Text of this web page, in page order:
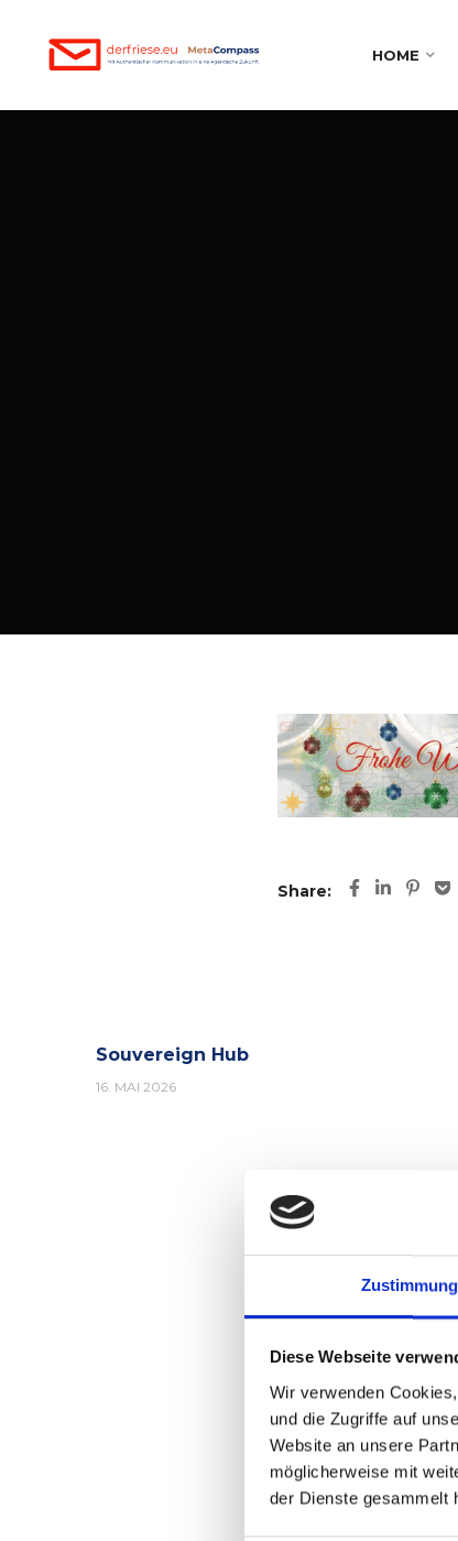
Zustimmung
Diese Webseite
Wir verwenden
und die Zugriffe auf
Website an unsere
möglicherweise mit
der Dienste gesammelt
HOME
Share:
Souvereign Hub
16. MAI 2026